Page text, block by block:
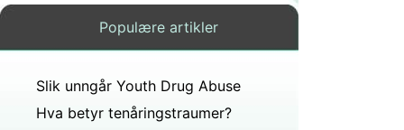
Populære artikler
Slik unngår Youth Drug Abuse
Hva betyr tenåringstraumer?